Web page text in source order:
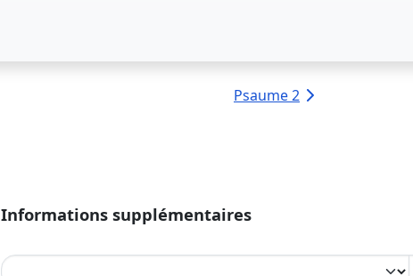
Psaume 2
Informations supplémentaires